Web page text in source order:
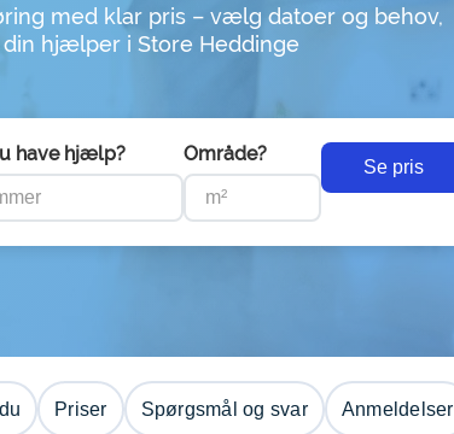
med klar pris – vælg datoer og behov,
din hjælper i Store Heddinge
have hjælp? Område?
Se pris
Priser Spørgsmål og svar Anmeldelser